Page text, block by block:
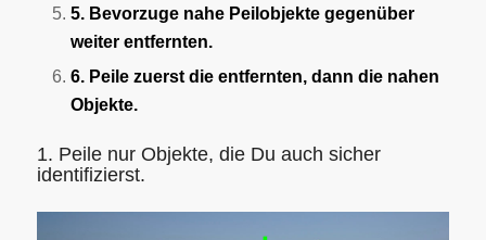
5. Bevorzuge nahe Peilobjekte gegenüber
weiter entfernten.
6. Peile zuerst die entfernten, dann die nahen
Objekte.
1. Peile nur Objekte, die Du auch sicher
identifizierst.